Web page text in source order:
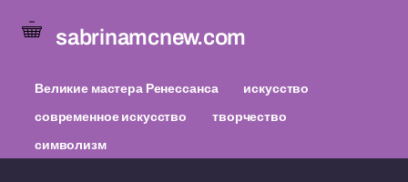
sabrinamcnew.com
Великие мастера Ренессанса
искусство
современное искусство
творчество
символизм